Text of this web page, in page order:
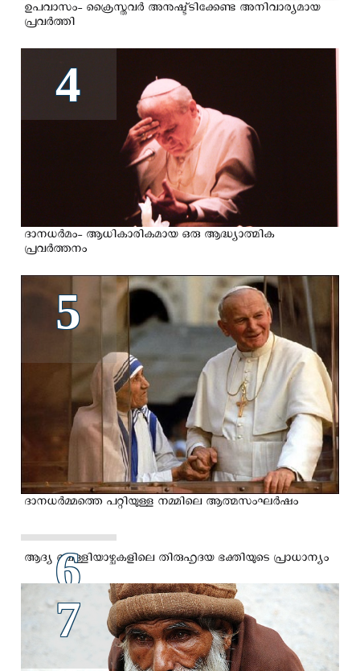
ഉപവാസം- ക്രൈസ്തവര്‍ അനുഷ്ട്ടിക്കേണ്ട അനിവാര്യമായ
പ്രവര്‍ത്തി
4
ദാനധര്‍മം- ആധികാരികമായ ഒരു ആദ്ധ്യാത്മിക
പ്രവർത്തനം
5
ദാനധര്‍മ്മത്തെ പറ്റിയുള്ള നമ്മിലെ ആത്മസംഘര്‍ഷം
6
ആദ്യ വെള്ളിയാഴ്ചകളിലെ തിരുഹൃദയ ഭക്തിയുടെ പ്രാധാന്യം
7